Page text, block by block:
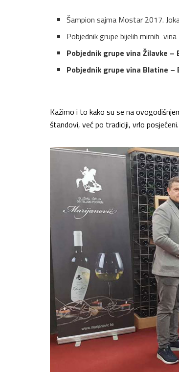
Šampion sajma Mostar 2017.
Pobjednik grupe bijelih mirnih
Pobjednik grupe vina Žilavke
Pobjednik grupe vina Blatine
Kažimo i to kako su se na
štandovi, već po tradiciji, vrlo posjećeni.